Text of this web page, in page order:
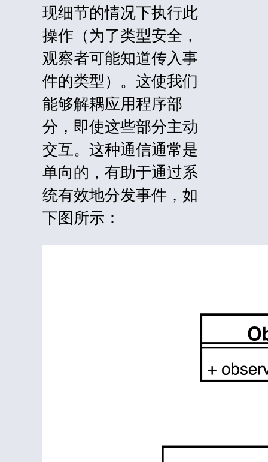
现细节的情况下执行此
操作（为了类型安全，
观察者可能知道传入事
件的类型）。这使我们
能够解耦应用程序部
分，即使这些部分主动
交互。这种通信通常是
单向的，有助于通过系
统有效地分发事件，如
下图所示：